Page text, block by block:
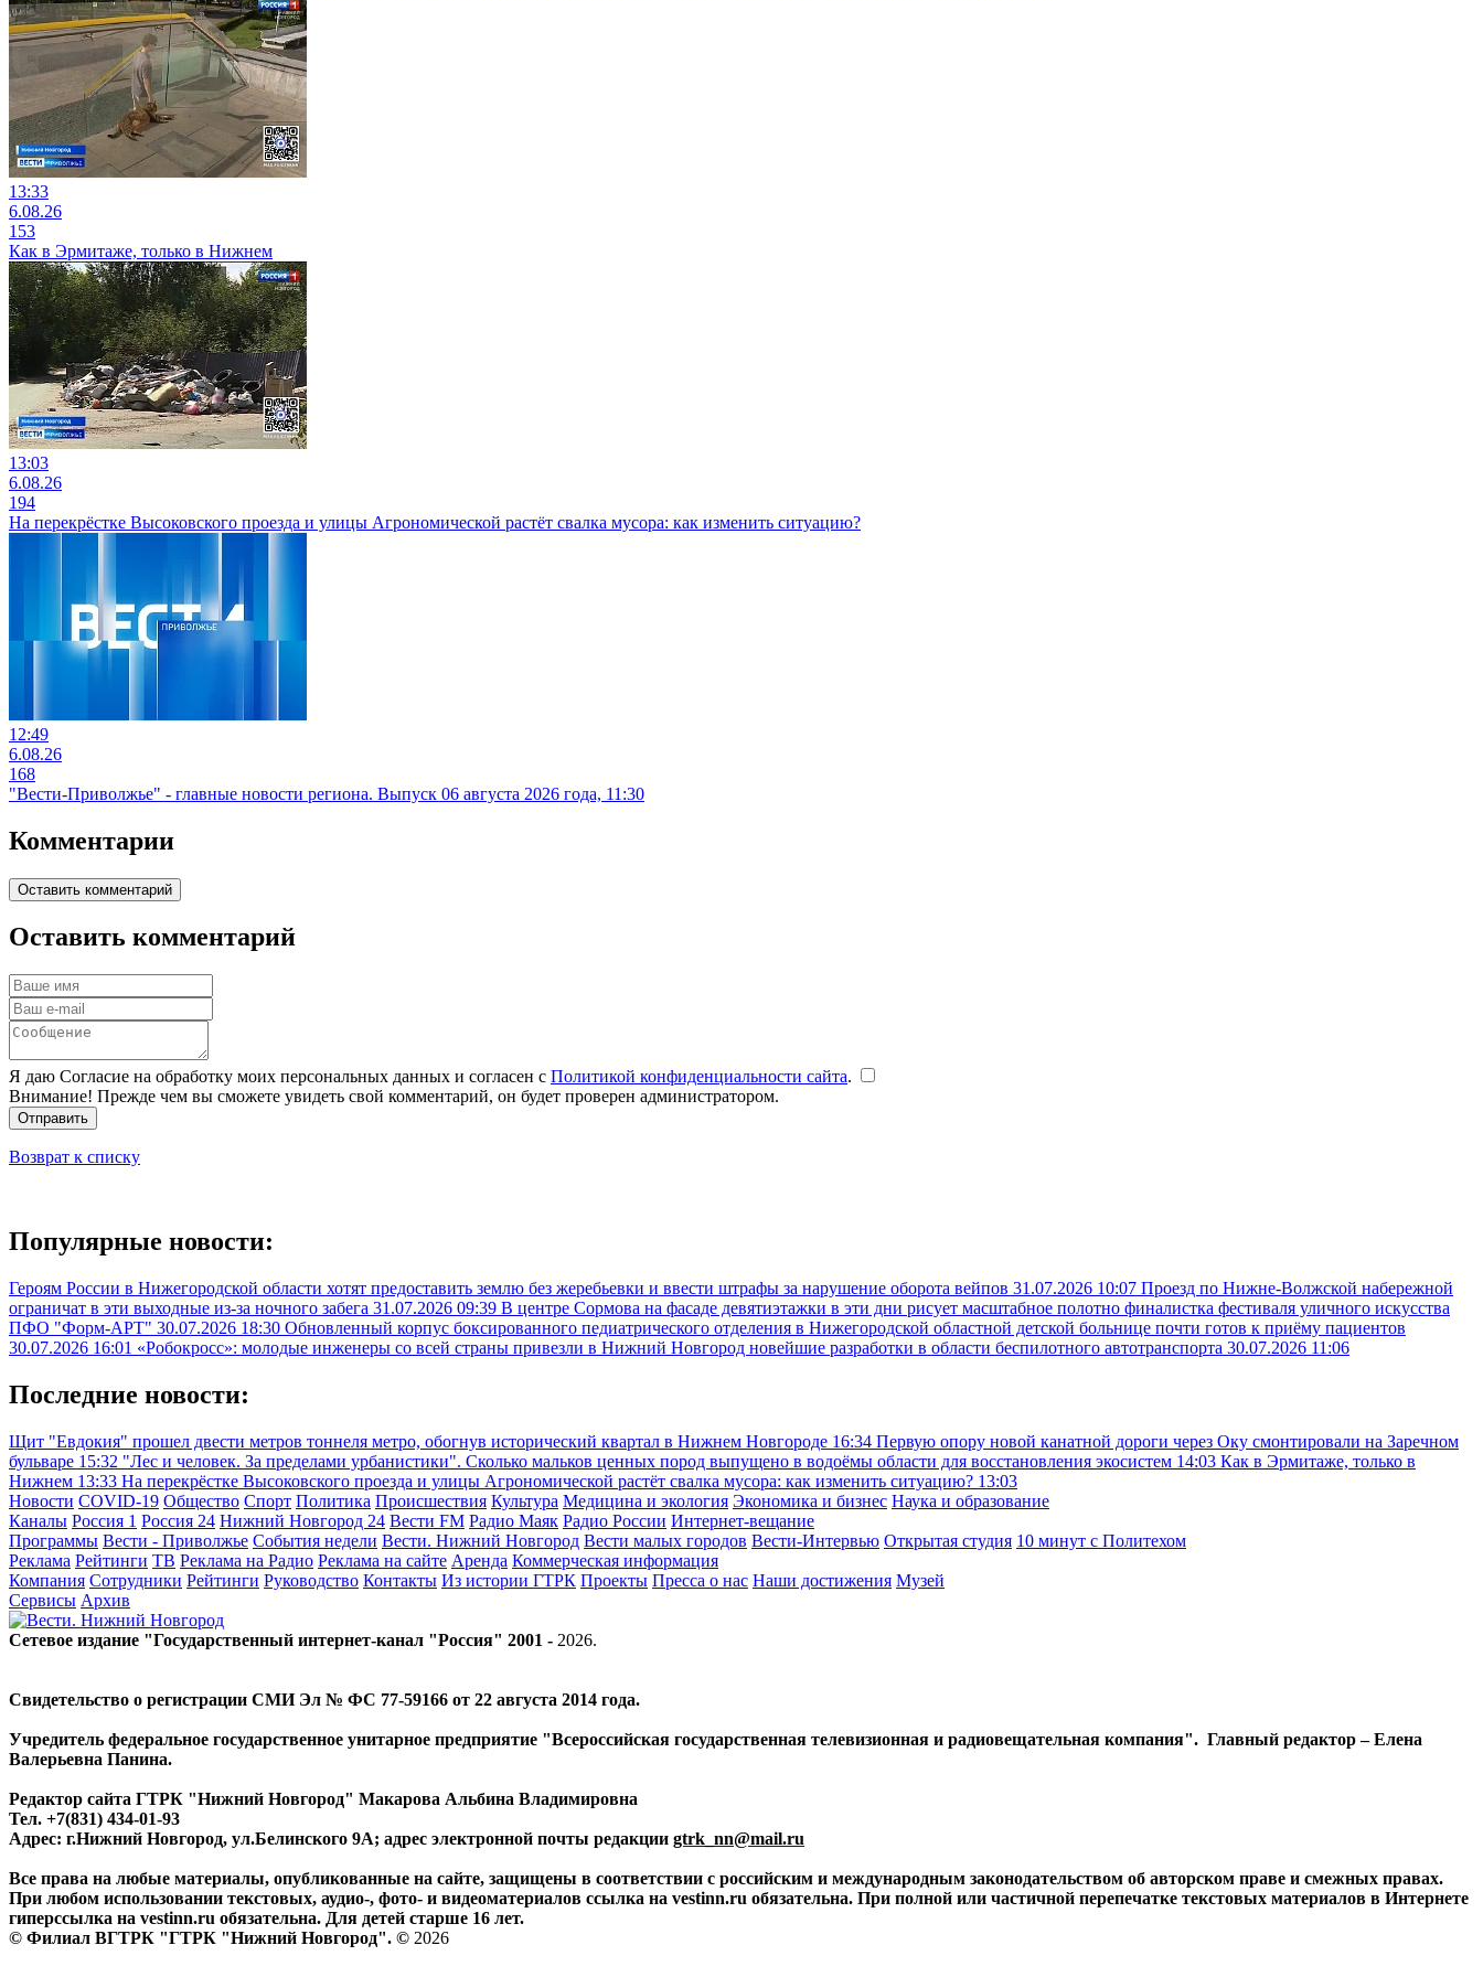
13:33
6.08.26
153
Как в Эрмитаже, только в Нижнем
13:03
6.08.26
194
На перекрёстке Высоковского проезда и улицы Агрономической растёт свалка мусора: как изменить ситуацию?
12:49
6.08.26
168
"Вести-Приволжье" - главные новости региона. Выпуск 06 августа 2026 года, 11:30
Комментарии
Оставить комментарий
Оставить комментарий
Я даю Согласие на обработку моих персональных данных и согласен с Политикой конфиденциальности сайта.
Внимание! Прежде чем вы сможете увидеть свой комментарий, он будет проверен администратором.
Отправить
Возврат к списку
Популярные новости:
Героям России в Нижегородской области хотят предоставить землю без жеребьевки и ввести штрафы за нарушение оборота вейпов 31.07.2026 10:07 Проезд по Нижне-Волжской набережной
ограничат в эти выходные из-за ночного забега 31.07.2026 09:39 В центре Сормова на фасаде девятиэтажки в эти дни рисует масштабное полотно финалистка фестиваля уличного искусства
ПФО "Форм-АРТ" 30.07.2026 18:30 Обновленный корпус боксированного педиатрического отделения в Нижегородской областной детской больнице почти готов к приёму пациентов
30.07.2026 16:01 «Робокросс»: молодые инженеры со всей страны привезли в Нижний Новгород новейшие разработки в области беспилотного автотранспорта 30.07.2026 11:06
Последние новости:
Щит "Евдокия" прошел двести метров тоннеля метро, обогнув исторический квартал в Нижнем Новгороде 16:34 Первую опору новой канатной дороги через Оку смонтировали на Заречном
бульваре 15:32 "Лес и человек. За пределами урбанистики". Сколько мальков ценных пород выпущено в водоёмы области для восстановления экосистем 14:03 Как в Эрмитаже, только в
Нижнем 13:33 На перекрёстке Высоковского проезда и улицы Агрономической растёт свалка мусора: как изменить ситуацию? 13:03
Новости COVID-19 Общество Спорт Политика Происшествия Культура Медицина и экология Экономика и бизнес Наука и образование
Каналы Россия 1 Россия 24 Нижний Новгород 24 Вести FM Радио Маяк Радио России Интернет-вещание
Программы Вести - Приволжье События недели Вести. Нижний Новгород Вести малых городов Вести-Интервью Открытая студия 10 минут с Политехом
Реклама Рейтинги ТВ Реклама на Радио Реклама на сайте Аренда Коммерческая информация
Компания Сотрудники Рейтинги Руководство Контакты Из истории ГТРК Проекты Пресса о нас Наши достижения Музей
Сервисы Архив
Сетевое издание "Государственный интернет-канал "Россия" 2001 - 2026.
Свидетельство о регистрации СМИ Эл № ФС 77-59166 от 22 августа 2014 года.
Учредитель федеральное государственное унитарное предприятие "Всероссийская государственная телевизионная и радиовещательная компания". Главный редактор – Елена
Валерьевна Панина.
Редактор сайта ГТРК "Нижний Новгород" Макарова Альбина Владимировна
Тел. +7(831) 434-01-93
Адрес: г.Нижний Новгород, ул.Белинского 9А; адрес электронной почты редакции gtrk_nn@mail.ru
Все права на любые материалы, опубликованные на сайте, защищены в соответствии с российским и международным законодательством об авторском праве и смежных правах.
При любом использовании текстовых, аудио-, фото- и видеоматериалов ссылка на vestinn.ru обязательна. При полной или частичной перепечатке текстовых материалов в Интернете
гиперссылка на vestinn.ru обязательна. Для детей старше 16 лет.
© Филиал ВГТРК "ГТРК "Нижний Новгород". © 2026